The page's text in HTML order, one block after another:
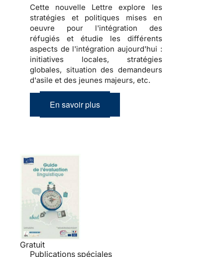
Cette nouvelle Lettre explore les
stratégies et politiques mises en
oeuvre pour l'intégration des
réfugiés et étudie les différents
aspects de l'intégration aujourd'hui :
initiatives locales, stratégies
globales, situation des demandeurs
d'asile et des jeunes majeurs, etc.
En savoir plus
Gratuit
Publications spéciales